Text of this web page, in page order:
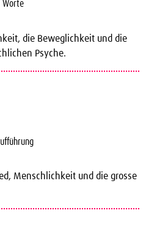
Worte
die Beweglichkeit und die
Psyche.
Menschlichkeit und die grosse